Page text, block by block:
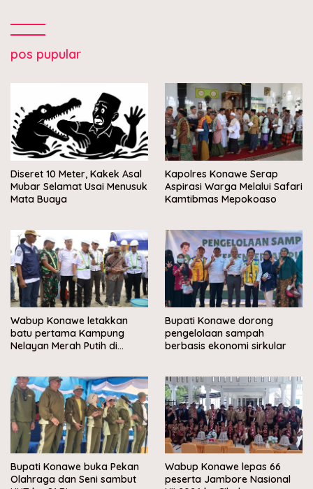
pos pupular
Diseret 10 Meter, Kakek Asal
Mubar Selamat Usai Menusuk
Mata Buaya
Kapolres Konawe Serap
Aspirasi Warga Melalui Safari
Kamtibmas Mepokoaso
Wabup Konawe letakkan
batu pertama Kampung
Nelayan Merah Putih di
Bupati Konawe dorong
pengelolaan sampah
berbasis ekonomi sirkular
Bupati Konawe buka Pekan
Olahraga dan Seni sambut
Wabup Konawe lepas 66
peserta Jambore Nasional